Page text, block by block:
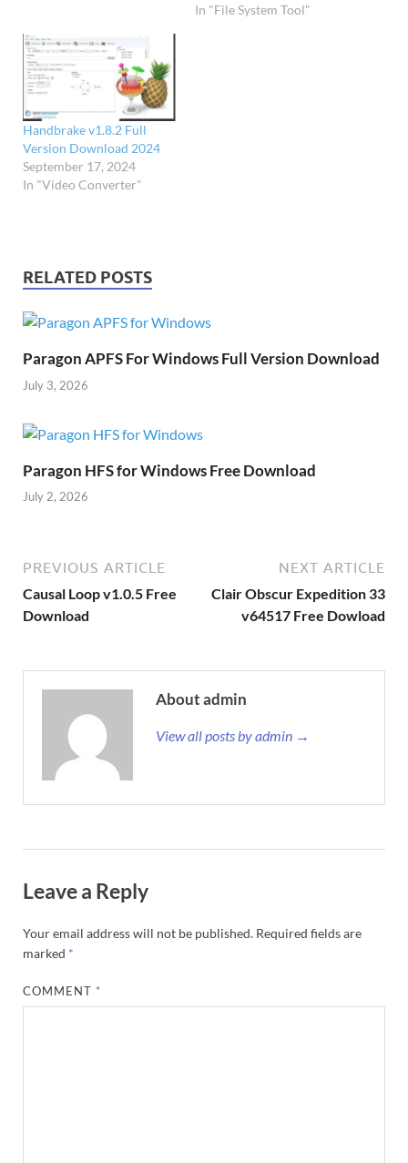
In "File System Tool"
Handbrake v1.8.2 Full
Version Download 2024
September 17, 2024
In "Video Converter"
RELATED POSTS
Paragon APFS For Windows Full Version Download
July 3, 2026
Paragon HFS for Windows Free Download
July 2, 2026
PREVIOUS ARTICLE
Causal Loop v1.0.5 Free
Download
NEXT ARTICLE
Clair Obscur Expedition 33
v64517 Free Dowload
About admin
View all posts by admin →
Leave a Reply
Your email address will not be published. Required fields are
marked *
COMMENT *